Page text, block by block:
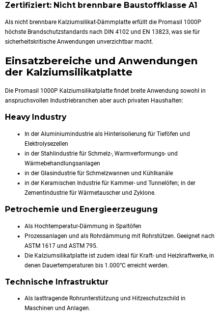
Zertifiziert: Nicht brennbare Baustoffklasse A1
Als nicht brennbare Kalziumsilikat-Dämmplatte erfüllt die Promasil 1000P
höchste Brandschutzstandards nach DIN 4102 und EN 13823, was sie für
sicherheitskritische Anwendungen unverzichtbar macht.
Einsatzbereiche und Anwendungen
der Kalziumsilikatplatte
Die Promasil 1000P Kalziumsilikatplatte findet breite Anwendung sowohl in
anspruchsvollen Industriebranchen aber auch privaten Haushalten:
Heavy Industry
In der Aluminiumindustrie als Hinterisolierung für Tieföfen und
Elektrolysezellen
in der Stahlindustrie für Schmelz-, Warmverformungs- und
Wärmebehandlungsanlagen
in der Glasindustrie für Schmelzwannen und Kühlkanäle
in der Keramischen Industrie für Kammer- und Tunnelöfen; in der
Zementindustrie für Wärmetauscher und Zyklone.
Petrochemie und Energieerzeugung
Als Hochtemperatur-Dämmung in Spaltöfen
Prozessanlagen und als Rohrdämmung mit Rohrstützen. Geeignet nach
ASTM 1617 und ASTM 795.
Die Kalziumsilikatplatte ist zudem ideal für Kraft- und Heizkraftwerke, in
denen Dauertemperaturen bis 1.000°C erreicht werden.
Technische Infrastruktur
Als lasttragende Rohrunterstützung und Hitzeschutzschild in
Maschinen und Anlagen.